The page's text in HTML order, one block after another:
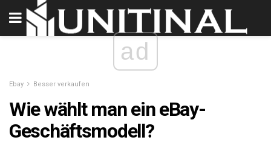
ad
Ebay Besser verkaufen
Wie wählt man ein eBay-
Geschäftsmodell?